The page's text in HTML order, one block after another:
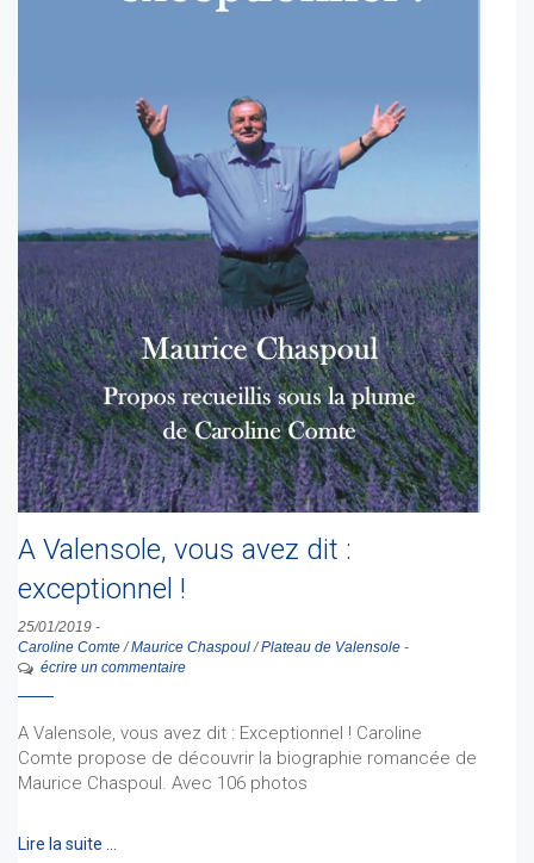
A Valensole, vous avez dit :
exceptionnel !
25/01/2019 -
Caroline Comte/Maurice Chaspoul/Plateau de Valensole -
écrire un commentaire
A Valensole, vous avez dit : Exceptionnel ! Caroline
Comte propose de découvrir la biographie romancée de
Maurice Chaspoul. Avec 106 photos
Lire la suite …